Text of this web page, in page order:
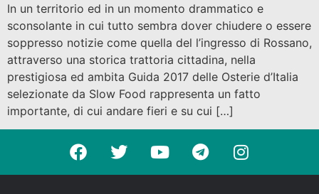
In un territorio ed in un momento drammatico e
sconsolante in cui tutto sembra dover chiudere o essere
soppresso notizie come quella del l’ingresso di Rossano,
attraverso una storica trattoria cittadina, nella
prestigiosa ed ambita Guida 2017 delle Osterie d’Italia
selezionate da Slow Food rappresenta un fatto
importante, di cui andare fieri e su cui […]